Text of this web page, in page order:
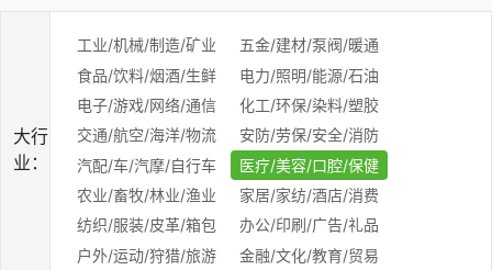
大行
业：
工业/机械/制造/矿业
五金/建材/泵阀/暖通
食品/饮料/烟酒/生鲜
电力/照明/能源/石油
电子/游戏/网络/通信
化工/环保/染料/塑胶
交通/航空/海洋/物流
安防/劳保/安全/消防
汽配/车/汽摩/自行车
医疗/美容/口腔/保健
农业/畜牧/林业/渔业
家居/家纺/酒店/消费
纺织/服装/皮革/箱包
办公/印刷/广告/礼品
户外/运动/狩猎/旅游
金融/文化/教育/贸易